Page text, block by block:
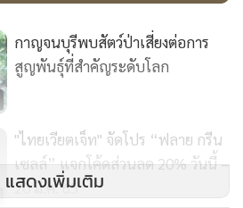
กาญจนบุรีพบสัตว์ป่าเสี่ยงต่อการ
สูญพันธุ์ที่สำคัญระดับโลก
"ไทยเวียตเจ็ท" จัดโปร “ฟลาย กรีน
เซลล์” แจกโค้ดส่วนลด 20% วันนี้ –
20 มี.ค. 65
แสดงเพิ่มเติม